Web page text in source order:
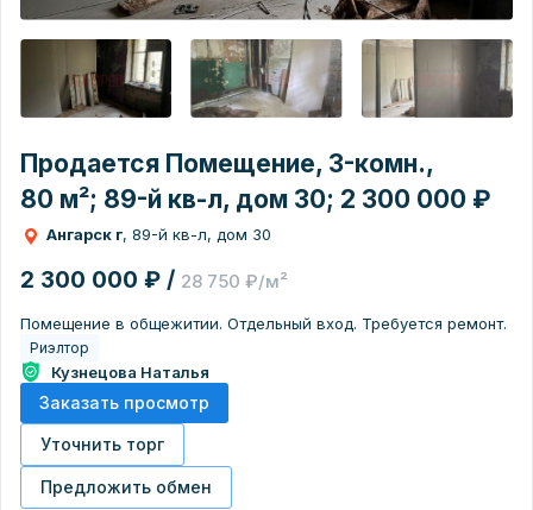
Продается Помещение, 3-комн.,
80 м²; 89-й кв-л, дом 30; 2 300 000 ₽
Ангарск г, 89-й кв-л, дом 30
2 300 000 ₽ / 28 750 ₽/м²
Помещение в общежитии. Отдельный вход. Требуется ремонт.
Риэлтор
Кузнецова Наталья
Заказать просмотр
Уточнить торг
Предложить обмен